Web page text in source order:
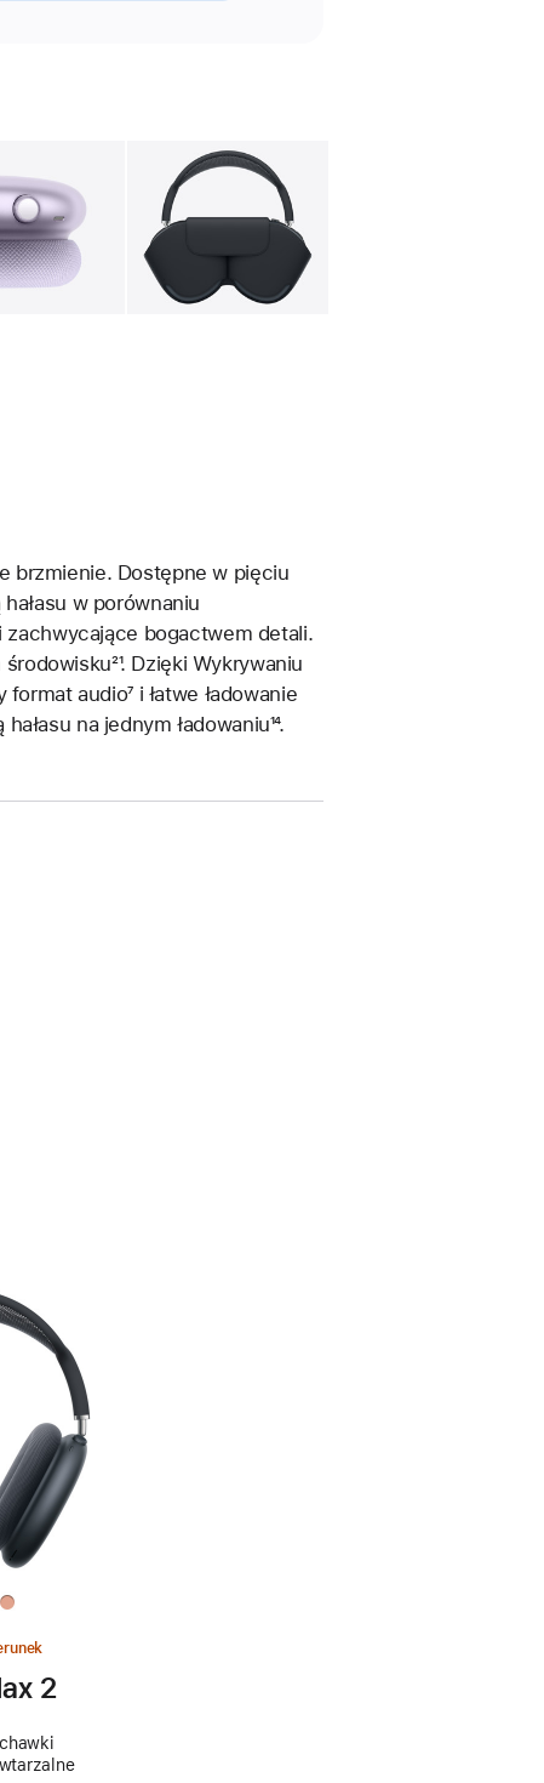
Obraz Obraz
brzmienie. Dostępne w pięciu
w porównaniu
zachwycające bogactwem detali.
środowiskuPrzypis
²¹. Dzięki Wykrywaniu
format audioPrzypis
⁷ i łatwe ładowanie
na jednym ładowaniuPrzypis
¹⁴.
2